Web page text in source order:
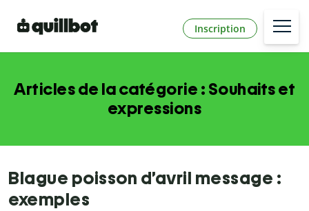
Inscription
Articles de la catégorie : Souhaits et
expressions
Blague poisson d’avril message :
exemples